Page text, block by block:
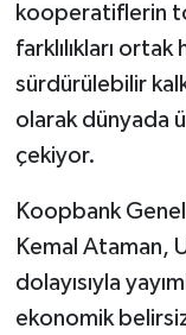
kooperatiflerin
farklılıkları
sürdürülebilir
olarak dünyada
çekiyor.
Koopbank
Kemal Ataman,
dolayısıyla
ekonomik